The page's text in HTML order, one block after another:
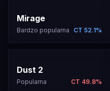
MIRAGE
Mirage
Bardzo popularna CT 52.1%
DUST 2
Dust 2
Popularna CT 49.8%